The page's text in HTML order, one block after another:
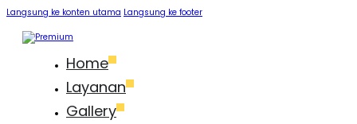
Langsung ke konten utama Langsung ke footer
Home
Layanan
Gallery